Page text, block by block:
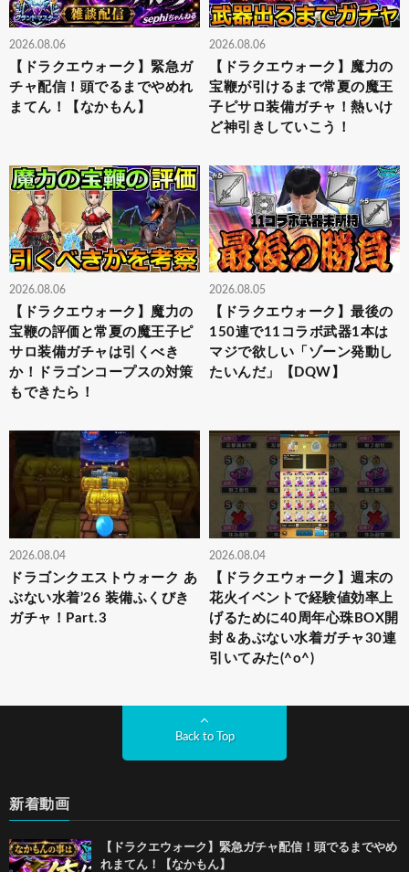
2026.08.06
【ドラクエウォーク】緊急ガ
チャ配信！頭でるまでやめれ
まてん！【なかもん】
2026.08.06
【ドラクエウォーク】魔力の
宝鞭が引けるまで常夏の魔王
子ピサロ装備ガチャ！熱いけ
ど神引きしていこう！
2026.08.06
【ドラクエウォーク】魔力の
宝鞭の評価と常夏の魔王子ピ
サロ装備ガチャは引くべき
か！ドラゴンコープスの対策
もできたら！
2026.08.05
【ドラクエウォーク】最後の
150連で11コラボ武器1本は
マジで欲しい「ゾーン発動し
たいんだ」【DQW】
2026.08.04
ドラゴンクエストウォーク あ
ぶない水着’26 装備ふくびき
ガチャ！Part.3
2026.08.04
【ドラクエウォーク】週末の
花火イベントで経験値効率上
げるために40周年心珠BOX開
封＆あぶない水着ガチャ30連
引いてみた(^o^)
Back to Top
新着動画
【ドラクエウォーク】緊急ガチャ配信！頭でるまでやめ
れまてん！【なかもん】